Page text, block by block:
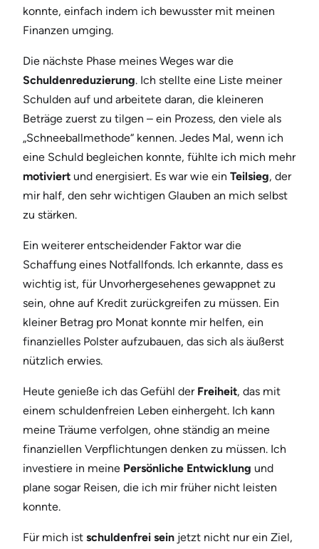
konnte, einfach indem ich bewusster mit meinen
Finanzen umging.
Die nächste Phase meines Weges war die
Schuldenreduzierung. Ich stellte eine Liste meiner
Schulden auf und arbeitete daran, die kleineren
Beträge zuerst zu tilgen – ein Prozess, den viele als
„Schneeballmethode“ kennen. Jedes Mal, wenn ich
eine Schuld begleichen konnte, fühlte ich mich mehr
motiviert und energisiert. Es war wie ein Teilsieg, der
mir half, den sehr wichtigen Glauben an mich selbst
zu stärken.
Ein weiterer entscheidender Faktor war die
Schaffung eines Notfallfonds. Ich erkannte, dass es
wichtig ist, für Unvorhergesehenes gewappnet zu
sein, ohne auf Kredit zurückgreifen zu müssen. Ein
kleiner Betrag pro Monat konnte mir helfen, ein
finanzielles Polster aufzubauen, das sich als äußerst
nützlich erwies.
Heute genieße ich das Gefühl der Freiheit, das mit
einem schuldenfreien Leben einhergeht. Ich kann
meine Träume verfolgen, ohne ständig an meine
finanziellen Verpflichtungen denken zu müssen. Ich
investiere in meine Persönliche Entwicklung und
plane sogar Reisen, die ich mir früher nicht leisten
konnte.
Für mich ist schuldenfrei sein jetzt nicht nur ein Ziel,